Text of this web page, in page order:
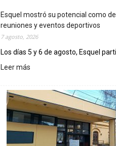
Esquel mostró su potencial como
reuniones y eventos deportivos
7 agosto, 2026
Los días 5 y 6 de agosto, Esquel
Leer más
s
q
u
e
l
m